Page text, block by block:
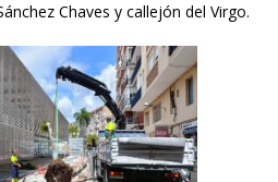
Chaves y callejón del Virgo.